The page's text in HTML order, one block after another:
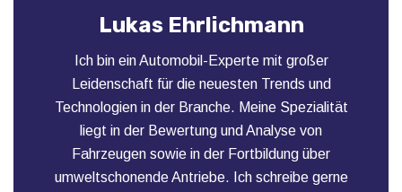
Lukas Ehrlichmann
Ich bin ein Automobil-Experte mit großer
Leidenschaft für die neuesten Trends und
Technologien in der Branche. Meine Spezialität
liegt in der Bewertung und Analyse von
Fahrzeugen sowie in der Fortbildung über
umweltschonende Antriebe. Ich schreibe gerne